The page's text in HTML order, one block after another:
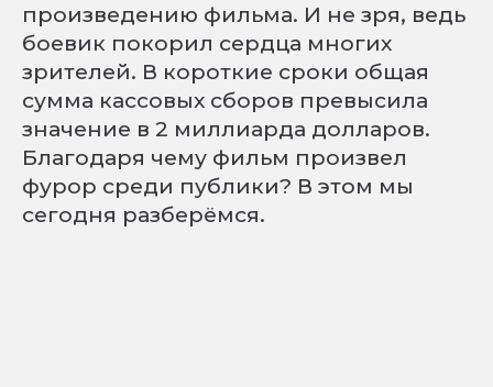
произведению фильма. И не зря, ведь
боевик покорил сердца многих
зрителей. В короткие сроки общая
сумма кассовых сборов превысила
значение в 2 миллиарда долларов.
Благодаря чему фильм произвел
фурор среди публики? В этом мы
сегодня разберёмся.